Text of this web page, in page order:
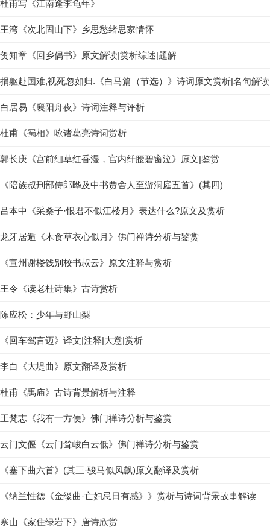
杜甫写《江南逢李龟年》
王湾《次北固山下》乡思愁绪思家情怀
贺知章《回乡偶书》原文解读|赏析综述|题解
捐躯赴国难,视死忽如归.《白马篇（节选）》诗词原文赏析|名句解读
白居易《襄阳舟夜》诗词注释与评析
杜甫《蜀相》咏诸葛亮诗词赏析
郭长庚《宫前细草红香湿，宫内纤腰碧窗泣》原文|鉴赏
《陪族叔刑部侍郎晔及中书贾舍人至游洞庭五首》(其四)
吕本中《采桑子·恨君不似江楼月》表达什么?原文及赏析
龙牙居遁《木食草衣心似月》佛门禅诗分析与鉴赏
《宣州谢楼饯别校书叔云》原文注释与赏析
王令《读老杜诗集》古诗赏析
陈应松：少年与野山梨
《回车驾言迈》译文|注释|大意|赏析
李白《大堤曲》原文翻译及赏析
杜甫《禹庙》古诗背景解析与注释
王梵志《我有一方便》佛门禅诗分析与鉴赏
云门文偃《云门耸峻白云低》佛门禅诗分析与鉴赏
《塞下曲六首》(其三·骏马似风飙)原文翻译及赏析
《纳兰性德《金缕曲·亡妇忌日有感》》赏析与诗词背景故事解读
寒山《家住绿岩下》唐诗欣赏